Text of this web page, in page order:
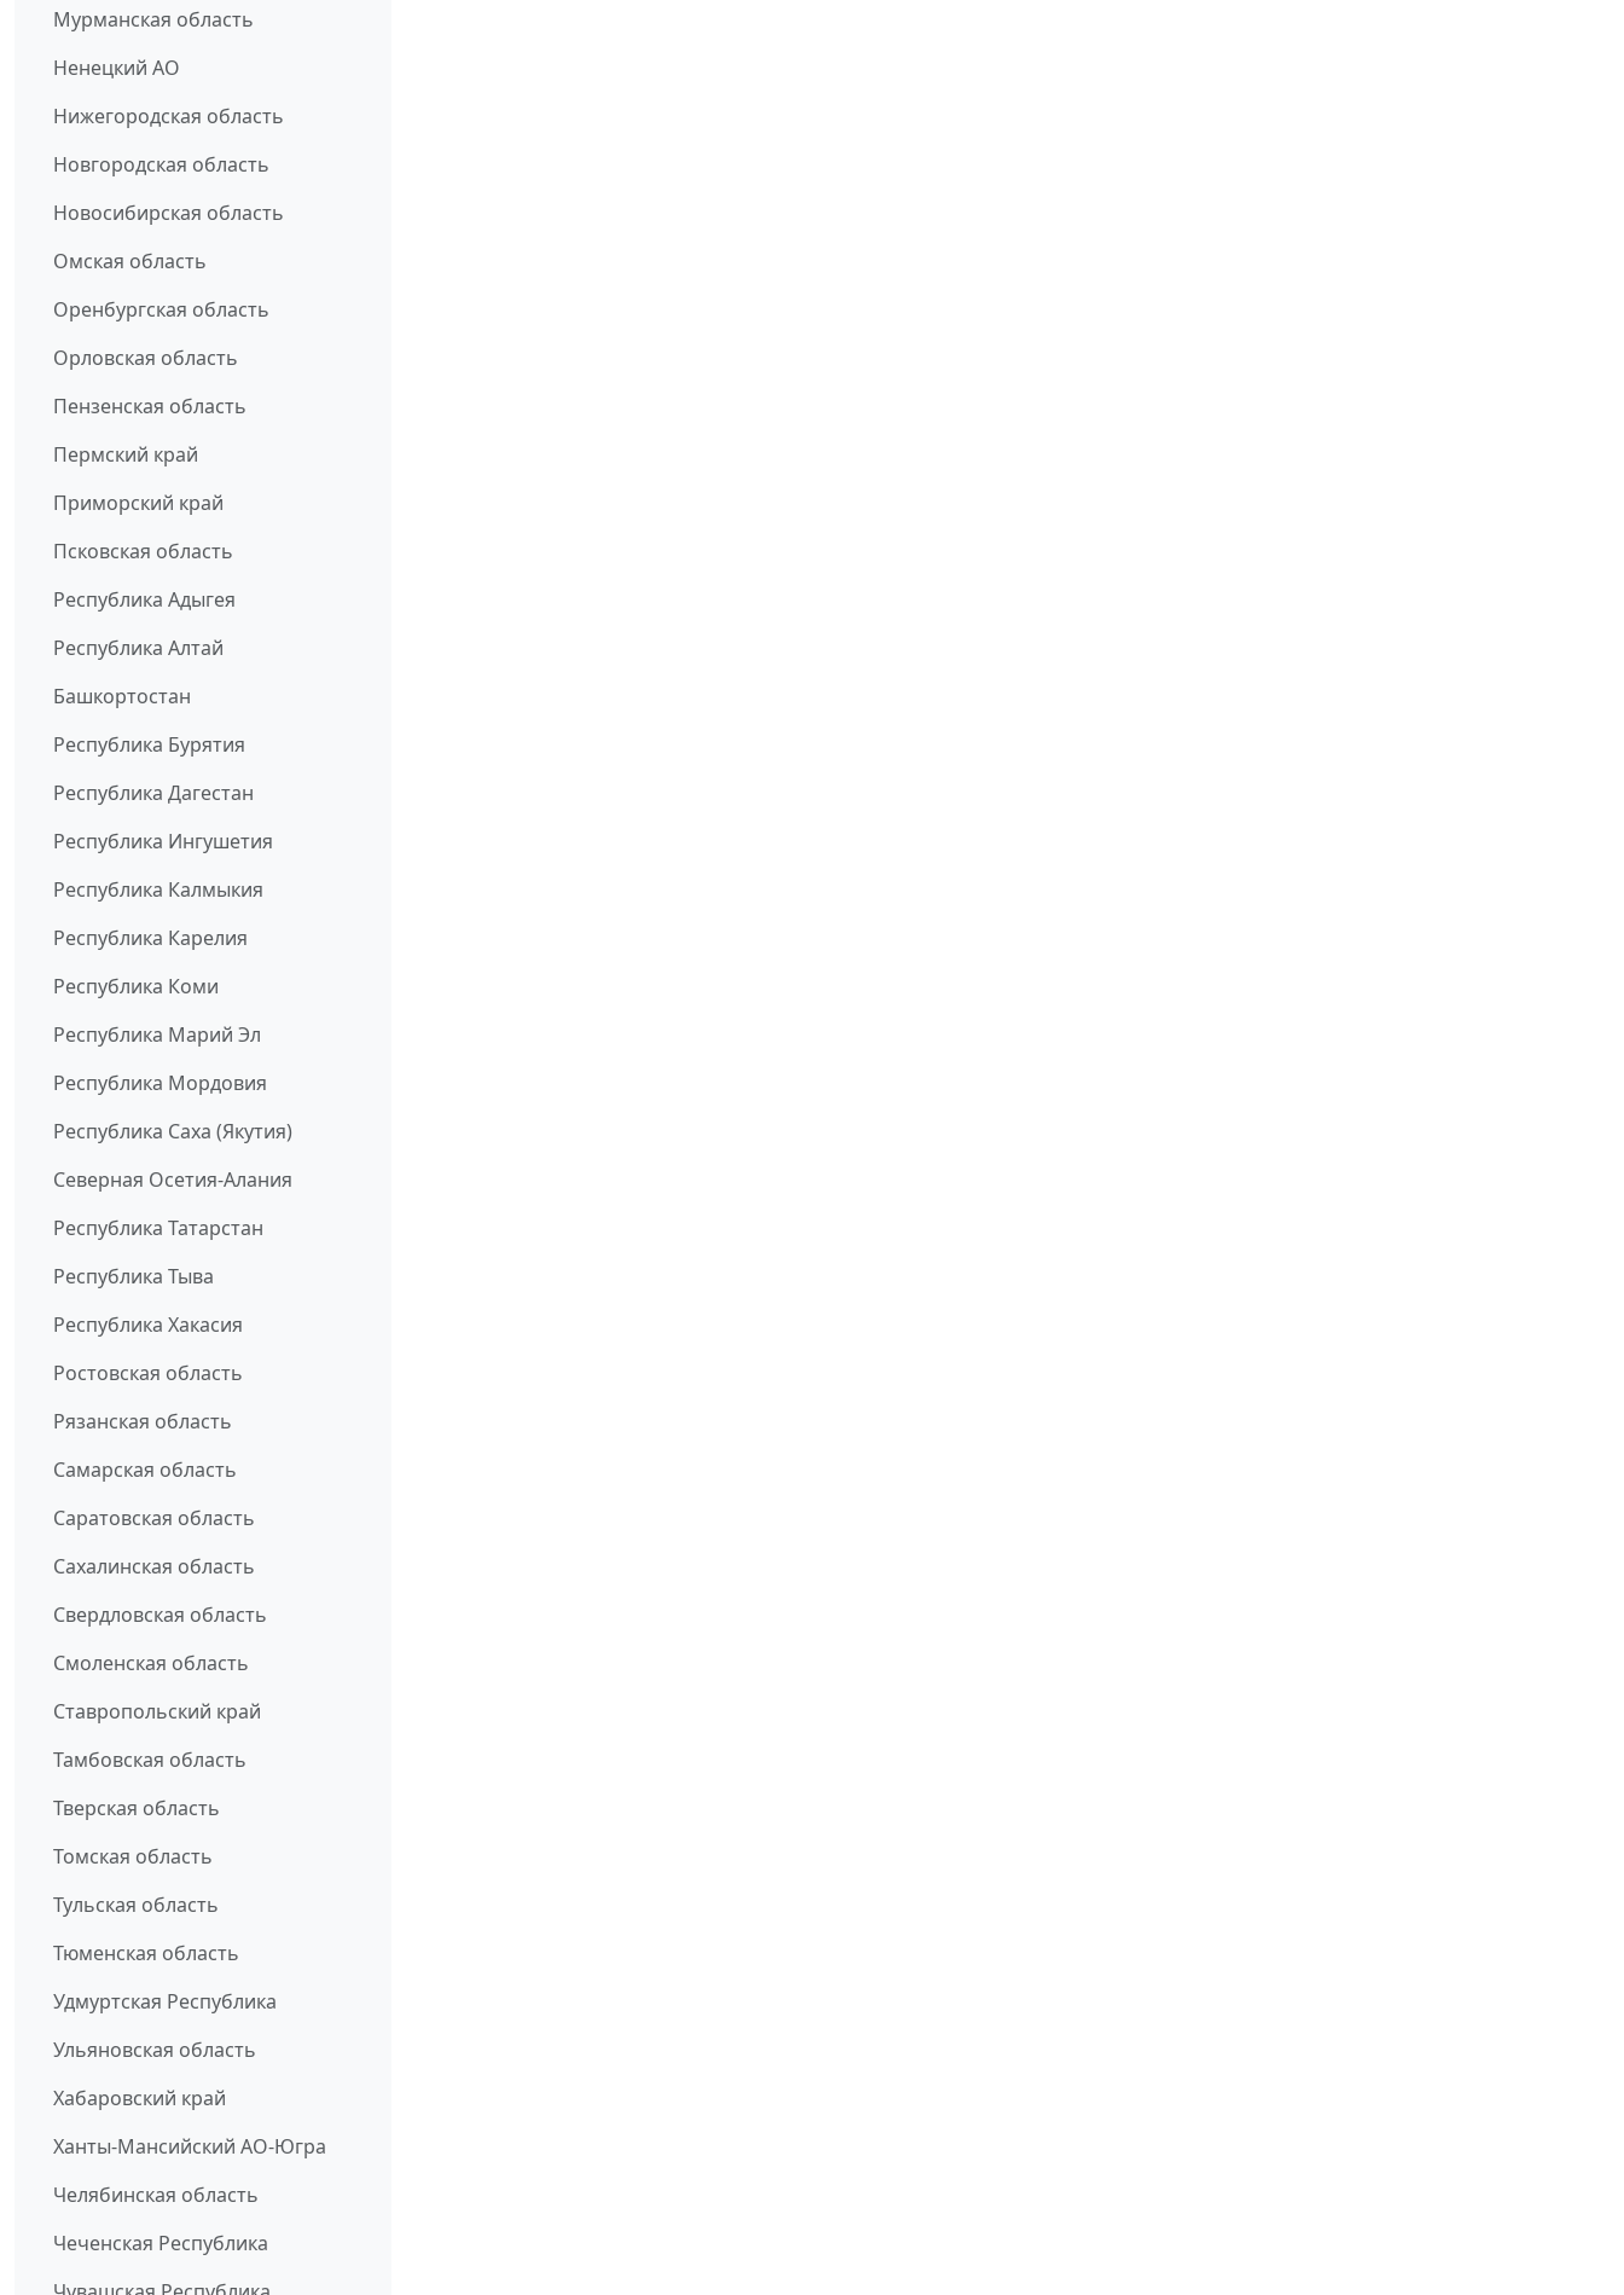
Мурманская область
Ненецкий АО
Нижегородская область
Новгородская область
Новосибирская область
Омская область
Оренбургская область
Орловская область
Пензенская область
Пермский край
Приморский край
Псковская область
Республика Адыгея
Республика Алтай
Башкортостан
Республика Бурятия
Республика Дагестан
Республика Ингушетия
Республика Калмыкия
Республика Карелия
Республика Коми
Республика Марий Эл
Республика Мордовия
Республика Саха (Якутия)
Северная Осетия-Алания
Республика Татарстан
Республика Тыва
Республика Хакасия
Ростовская область
Рязанская область
Самарская область
Саратовская область
Сахалинская область
Свердловская область
Смоленская область
Ставропольский край
Тамбовская область
Тверская область
Томская область
Тульская область
Тюменская область
Удмуртская Республика
Ульяновская область
Хабаровский край
Ханты-Мансийский АО-Югра
Челябинская область
Чеченская Республика